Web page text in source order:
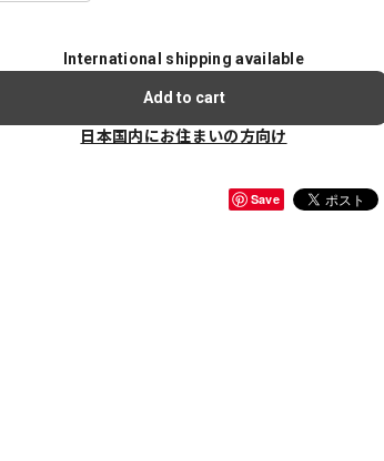
International shipping available
Add to cart
日本国内にお住まいの方向け
Save